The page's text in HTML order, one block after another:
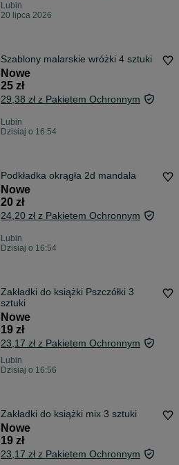
Lubin
20 lipca 2026
Szablony malarskie wróżki 4 sztuki
Nowe
25 zł
29,38 zł z Pakietem Ochronnym
Lubin
Dzisiaj o 16:54
Podkładka okrągła 2d mandala
Nowe
20 zł
24,20 zł z Pakietem Ochronnym
Lubin
Dzisiaj o 16:54
Zakładki do książki Pszczółki 3
sztuki
Nowe
19 zł
23,17 zł z Pakietem Ochronnym
Lubin
Dzisiaj o 16:56
Zakładki do książki mix 3 sztuki
Nowe
19 zł
23,17 zł z Pakietem Ochronnym